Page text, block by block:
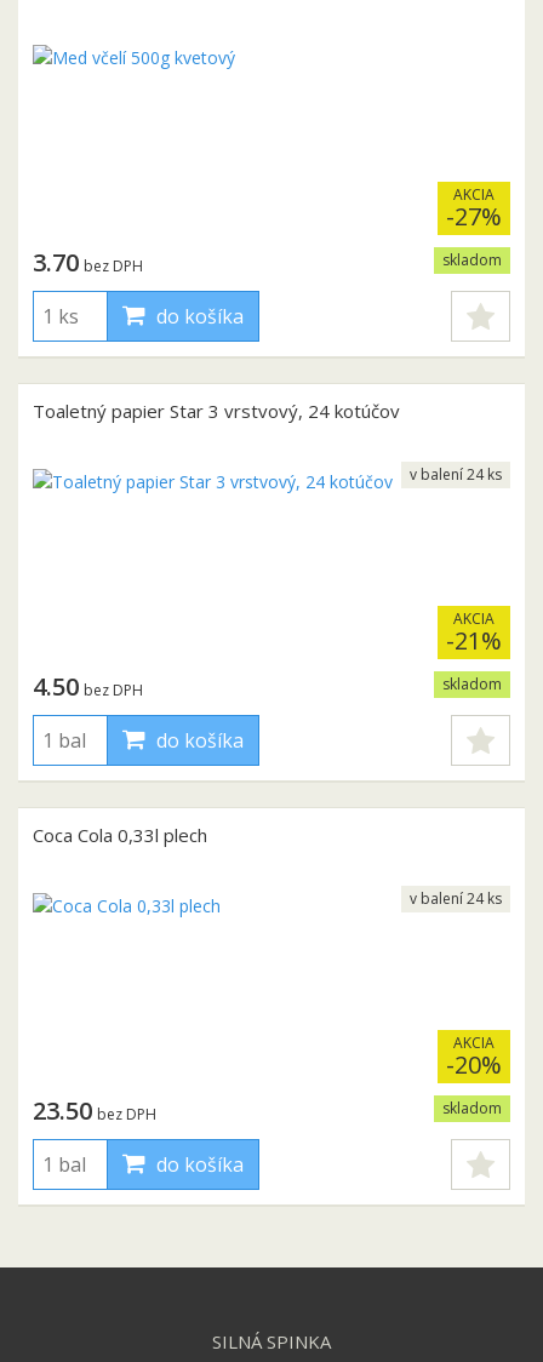
AKCIA
-27%
skladom
3.70 bez DPH
do košíka
Toaletný papier Star 3 vrstvový, 24 kotúčov
AKCIA
-21%
skladom
4.50 bez DPH
do košíka
v balení 24 ks
Coca Cola 0,33l plech
AKCIA
-20%
skladom
23.50 bez DPH
do košíka
v balení 24 ks
SILNÁ SPINKA